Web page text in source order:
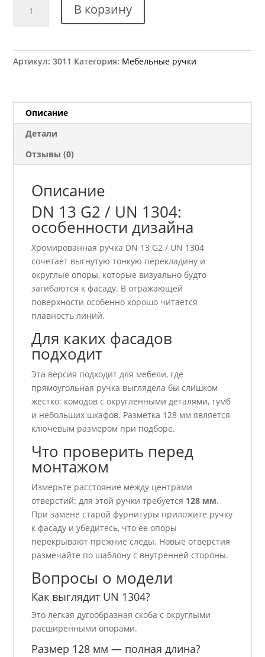
товара
13
1304
В корзину
Артикул:3011 Категория: Мебельные ручки
Описание
Детали
Отзывы (0)
Описание
DN 13 G2 / UN 1304:
особенности дизайна
Хромированная ручка DN 13 G2 / UN 1304
сочетает выгнутую тонкую перекладину и
округлые опоры, которые визуально будто
загибаются к фасаду. В отражающей
поверхности особенно хорошо читается
плавность линий.
Для каких фасадов
подходит
Эта версия подходит для мебели, где
прямоугольная ручка выглядела бы слишком
жестко: комодов с округленными деталями, тумб
и небольших шкафов. Разметка 128 мм является
ключевым размером при подборе.
Что проверить перед
монтажом
Измерьте расстояние между центрами
отверстий: для этой ручки требуется 128 мм.
При замене старой фурнитуры приложите ручку
к фасаду и убедитесь, что ее опоры
перекрывают прежние следы. Новые отверстия
размечайте по шаблону с внутренней стороны.
Вопросы о модели
Как выглядит UN 1304?
Это легкая дугообразная скоба с округлыми
расширенными опорами.
Размер 128 мм — полная длина?